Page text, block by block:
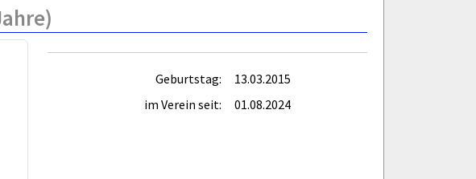
Geburtstag:
13.03.2015
im Verein seit:
01.08.2024